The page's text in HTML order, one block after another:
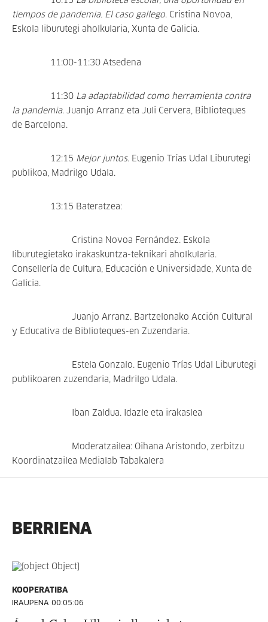
tiempos de pandemia. El caso gallego. Cristina Novoa,
Eskola liburutegi aholkularia, Xunta de Galicia.
11:00-11:30 Atsedena
11:30 La adaptabilidad como herramienta contra
la pandemia. Juanjo Arranz eta Juli Cervera, Biblioteques
de Barcelona.
12:15 Mejor juntos. Eugenio Trías Udal Liburutegi
publikoa, Madrilgo Udala.
13:15 Bateratzea:
Cristina Novoa Fernández. Eskola
liburutegietako irakaskuntza-teknikari aholkularia.
Consellería de Cultura, Educación e Universidade, Xunta de
Galicia.
Juanjo Arranz. Bartzelonako Acción Cultural
y Educativa de Biblioteques-en Zuzendaria.
Estela Gonzalo. Eugenio Trías Udal Liburutegi
publikoaren zuzendaria, Madrilgo Udala.
Iban Zaldua. Idazle eta irakaslea
Moderatzailea: Oihana Aristondo, zerbitzu
Koordinatzailea Medialab Tabakalera
BERRIENA
KOOPERATIBA
IRAUPENA 00:05:06